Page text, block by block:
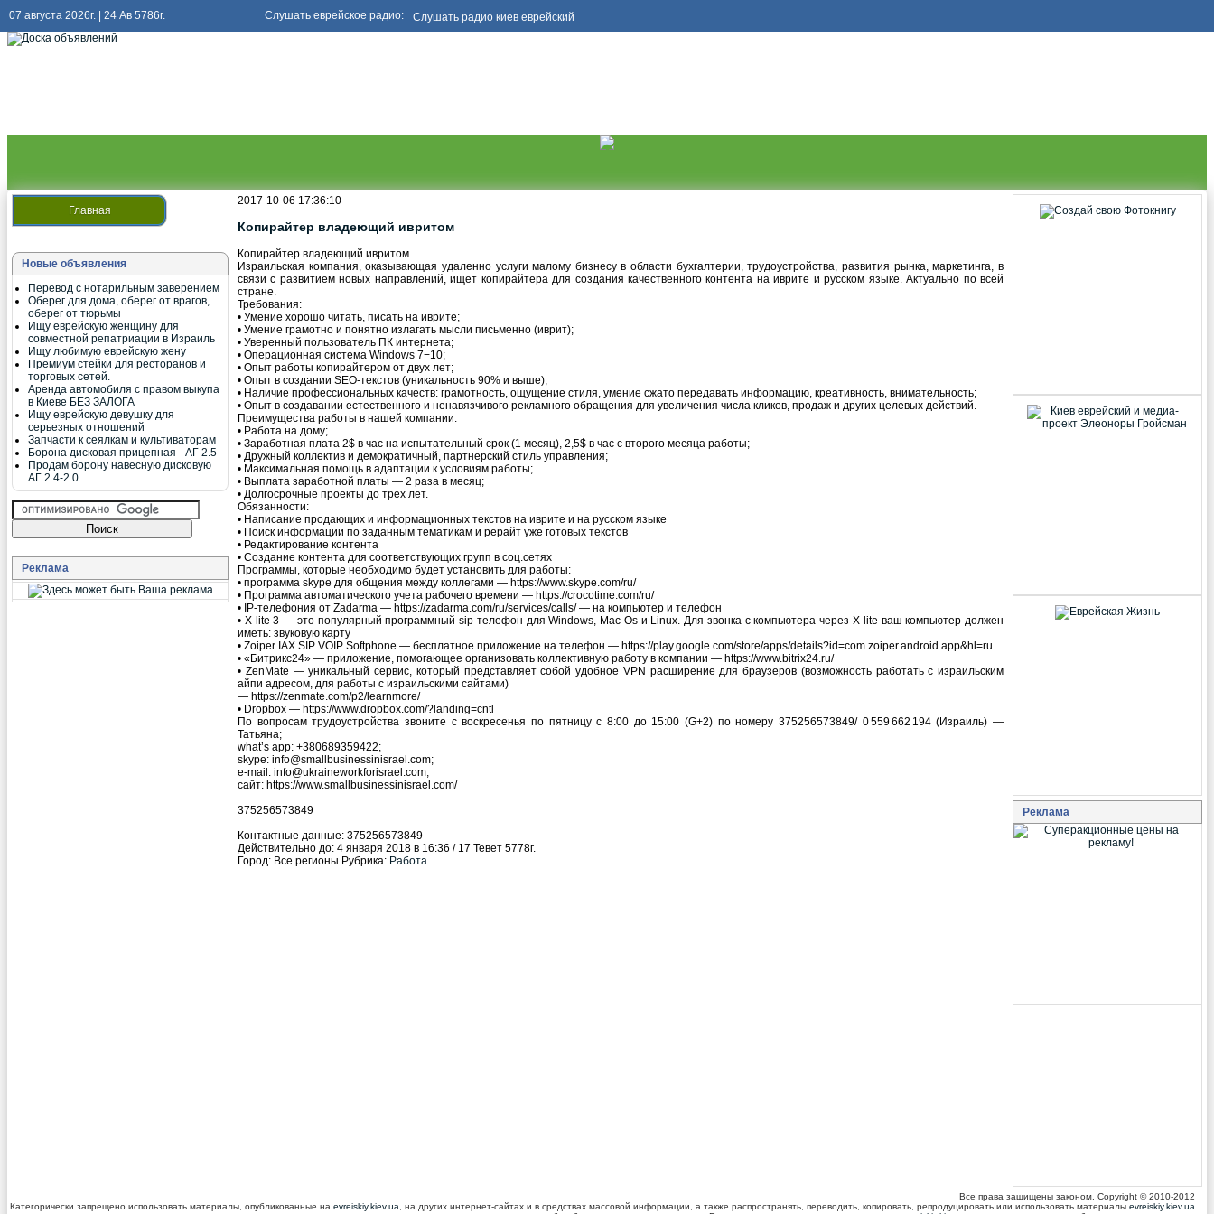
07 августа 2026г. | 24 Ав 5786г. Слушать еврейское радио: Слушать радио киев еврейский
2017-10-06 17:36:10
Копирайтер владеющий ивритом
Копирайтер владеющий ивритом
Израильская компания, оказывающая удаленно услуги малому бизнесу в области бухгалтерии, трудоустройства, развития рынка, маркетинга, в
связи с развитием новых направлений, ищет копирайтера для создания качественного контента на иврите и русском языке. Актуально по всей
стране.
Требования:
• Умение хорошо читать, писать на иврите;
• Умение грамотно и понятно излагать мысли письменно (иврит);
• Уверенный пользователь ПК интернета;
• Операционная система Windows 7−10;
• Опыт работы копирайтером от двух лет;
• Опыт в создании SEO-текстов (уникальность 90% и выше);
• Наличие профессиональных качеств: грамотность, ощущение стиля, умение сжато передавать информацию, креативность, внимательность;
• Опыт в создавании естественного и ненавязчивого рекламного обращения для увеличения числа кликов, продаж и других целевых действий.
Преимущества работы в нашей компании:
• Работа на дому;
• Заработная плата 2$ в час на испытательный срок (1 месяц), 2,5$ в час с второго месяца работы;
• Дружный коллектив и демократичный, партнерский стиль управления;
• Максимальная помощь в адаптации к условиям работы;
• Выплата заработной платы — 2 раза в месяц;
• Долгосрочные проекты до трех лет.
Обязанности:
• Написание продающих и информационных текстов на иврите и на русском языке
• Поиск информации по заданным тематикам и рерайт уже готовых текстов
• Редактирование контента
• Создание контента для соответствующих групп в соц.сетях
Программы, которые необходимо будет установить для работы:
• программа skype для общения между коллегами — https://www.skype.com/ru/
• Программа автоматического учета рабочего времени — https://crocotime.com/ru/
• IP-телефония от Zadarma — https://zadarma.com/ru/services/calls/ — на компьютер и телефон
• X-lite 3 — это популярный программный sip телефон для Windows, Mac Os и Linux. Для звонка с компьютера через X-lite ваш компьютер должен
иметь: звуковую карту
• Zoiper IAX SIP VOIP Softphone — бесплатное приложение на телефон — https://play.google.com/store/apps/details?id=com.zoiper.android.app&hl=ru
• «Битрикс24» — приложение, помогающее организовать коллективную работу в компании — https://www.bitrix24.ru/
• ZenMate — уникальный сервис, который представляет собой удобное VPN расширение для браузеров (возможность работать с израильским
айпи адресом, для работы с израильскими сайтами)
— https://zenmate.com/p2/learnmore/
• Dropbox — https://www.dropbox.com/?landing=cntl
По вопросам трудоустройства звоните с воскресенья по пятницу с 8:00 до 15:00 (G+2) по номеру 375256573849/ 0 559 662 194 (Израиль) —
Татьяна;
what’s app: +380689359422;
skype: info@smallbusinessinisrael.com;
e-mail: info@ukraineworkforisrael.com;
сайт: https://www.smallbusinessinisrael.com/
375256573849
Контактные данные: 375256573849
Действительно до: 4 января 2018 в 16:36 / 17 Тевет 5778г.
Город: Все регионы Рубрика: Работа
Реклама
Главная
Новые объявления
Перевод с нотарильным заверением
Оберег для дома, оберег от врагов,
оберег от тюрьмы
Ищу еврейскую женщину для
совместной репатриации в Израиль
Ищу любимую еврейскую жену
Премиум стейки для ресторанов и
торговых сетей.
Аренда автомобиля с правом выкупа
в Киеве БЕЗ ЗАЛОГА
Ищу еврейскую девушку для
серьезных отношений
Запчасти к сеялкам и культиваторам
Борона дисковая прицепная - АГ 2.5
Продам борону навесную дисковую
АГ 2.4-2.0
Реклама
Все права защищены законом. Copyright © 2010-2012
Категорически запрещено использовать материалы, опубликованные на evreiskiy.kiev.ua , на других интернет-сайтах и в средствах массовой информации, а также распространять, переводить, копировать, репродуцировать или использовать материалы evreiskiy.kiev.ua